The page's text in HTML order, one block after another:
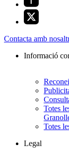
Contacta amb
Informació
Totes
Totes
Legal